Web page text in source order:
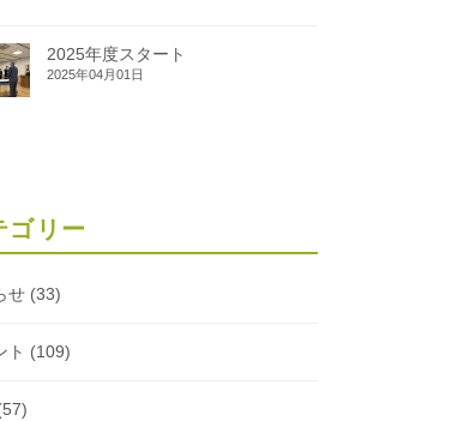
2025年度スタート
2025年04月01日
ゴリー
せ (33)
ト (109)